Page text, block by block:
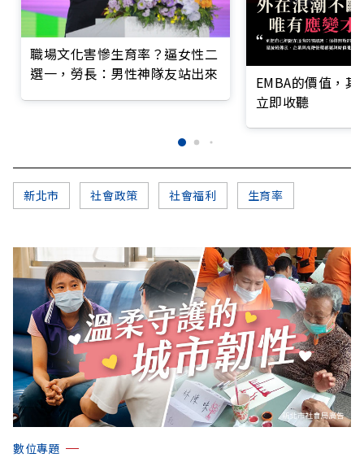
職場文化害慘生育率？逼女性二
選一，勞長：男性神隊友站出來
EMBA的價值，
立即收聽
新北市 社會政策 社會福利 生育率
數位專題